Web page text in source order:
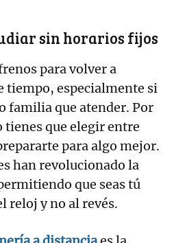
sin horarios fijos
para volver a
tiempo, especialmente si
familia que atender. Por
tienes que elegir entre
para algo mejor.
han revolucionado la
que seas tú
reloj y no al revés.